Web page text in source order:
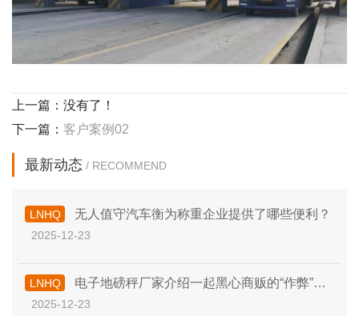
上一篇：没有了！
下一篇： 客户案例02
最新动态 / RECOMMEND
LNHQ 无人值守汽车衡为称重企业提供了哪些便利？
2025-12-23
LNHQ
电子地磅秤厂家介绍一起黑心商贩的“作弊”行
为！
2025-12-23